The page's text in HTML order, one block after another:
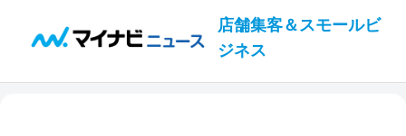
店舗集客＆スモールビ
ジネス